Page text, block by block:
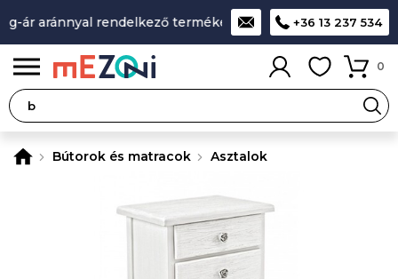
ár aránnyal rendelkező termékek A legjobb design-
+36 13 237 534
0
Bútorok és matracok Asztalok